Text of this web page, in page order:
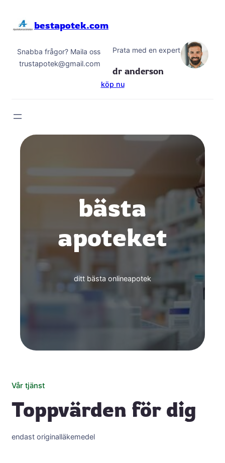
bestapotek.com
Snabba frågor? Maila oss
trustapotek@gmail.com
Prata med en expert
dr anderson
köp nu
bästa
apoteket
ditt bästa onlineapotek
Vår tjänst
Toppvärden för dig
endast originalläkemedel